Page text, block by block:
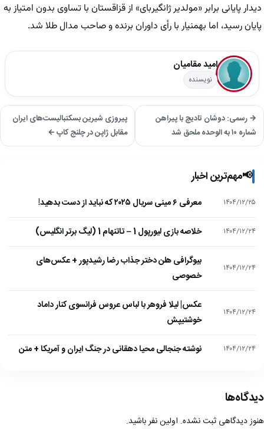
دیدار پایانی برابر «مولدیر ژانگیربای» از قزاقستان با تساوی بدون امتیاز به
پایان رسید، اما بهمنیار با رأی داوران برنده و صاحب مدال طلا شد.
امید مقامیان
نویسنده
→ رسمی: دوشان تادیچ با پیراهن
شماره ۱۰ به الوحده ملحق شد
پیروزی شیرین بسکتبالیست‌های ایران
مقابل ژاپن در چلنج کاپ ←
📢مهم‌ترین اخبار
۱۴۰۴/۱۲/۲۵ معرفی ۶ مینی سریال ۲۰۲۵ که نباید از دست بدهید!
۱۴۰۴/۱۲/۲۴ خلاصه بازی لیورپول 1 – تاتنهام 1 (لیگ برتر انگلیس)
۱۴۰۴/۱۲/۲۴
بیوگرافی هلن دختر جذاب رضا رشیدپور + عکس‌های
خصوصی
۱۴۰۴/۱۲/۲۴
عکس| لیلا فروهر با لباس عروس فرانسوی کنار داماد
خوشتیپش
۱۴۰۴/۱۲/۲۴ نوشته جنجالی محیا دهقانی در جنگ ایران و آمریکا + متن
دیدگاه‌ها
هنوز دیدگاهی ثبت نشده. اولین نفر باشید.